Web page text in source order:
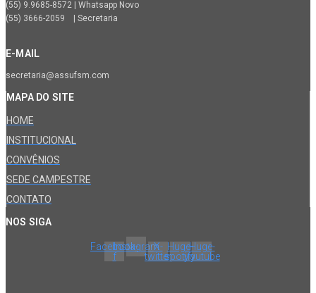
(55) 9.9685-8572 | Whatsapp Novo
(55) 3666-2059 | Secretaria
E-MAIL
secretaria@assufsm.com
MAPA DO SITE
HOME
INSTITUCIONAL
CONVÊNIOS
SEDE CAMPESTRE
CONTATO
NOS SIGA
Facebook-
f
InstagramX-
twitter
Huge-
spotify
Huge-
youtube